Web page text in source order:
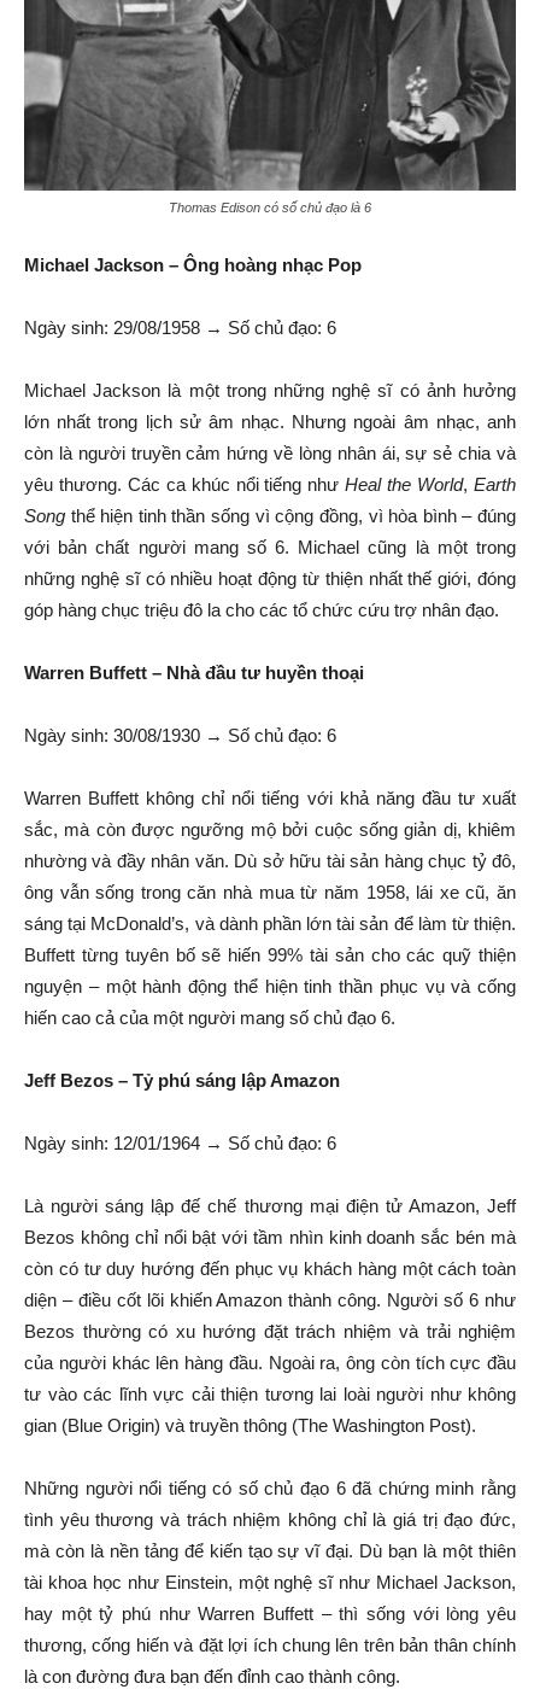
Thomas Edison có số chủ đạo là 6
Michael Jackson – Ông hoàng nhạc Pop
Ngày sinh: 29/08/1958 → Số chủ đạo: 6
Michael Jackson là một trong những nghệ sĩ có ảnh hưởng
lớn nhất trong lịch sử âm nhạc. Nhưng ngoài âm nhạc, anh
còn là người truyền cảm hứng về lòng nhân ái, sự sẻ chia và
yêu thương. Các ca khúc nổi tiếng nhưHeal the World,Earth
Song thể hiện tinh thần sống vì cộng đồng, vì hòa bình – đúng
với bản chất người mang số 6. Michael cũng là một trong
những nghệ sĩ có nhiều hoạt động từ thiện nhất thế giới, đóng
góp hàng chục triệu đô la cho các tổ chức cứu trợ nhân đạo.
Warren Buffett – Nhà đầu tư huyền thoại
Ngày sinh: 30/08/1930 → Số chủ đạo: 6
Warren Buffett không chỉ nổi tiếng với khả năng đầu tư xuất
sắc, mà còn được ngưỡng mộ bởi cuộc sống giản dị, khiêm
nhường và đầy nhân văn. Dù sở hữu tài sản hàng chục tỷ đô,
ông vẫn sống trong căn nhà mua từ năm 1958, lái xe cũ, ăn
sáng tại McDonald’s, và dành phần lớn tài sản để làm từ thiện.
Buffett từng tuyên bố sẽ hiến 99% tài sản cho các quỹ thiện
nguyện – một hành động thể hiện tinh thần phục vụ và cống
hiến cao cả của một người mang số chủ đạo 6.
Jeff Bezos – Tỷ phú sáng lập Amazon
Ngày sinh: 12/01/1964 → Số chủ đạo: 6
Là người sáng lập đế chế thương mại điện tử Amazon, Jeff
Bezos không chỉ nổi bật với tầm nhìn kinh doanh sắc bén mà
còn có tư duy hướng đến phục vụ khách hàng một cách toàn
diện – điều cốt lõi khiến Amazon thành công. Người số 6 như
Bezos thường có xu hướng đặt trách nhiệm và trải nghiệm
của người khác lên hàng đầu. Ngoài ra, ông còn tích cực đầu
tư vào các lĩnh vực cải thiện tương lai loài người như không
gian (Blue Origin) và truyền thông (The Washington Post).
Những người nổi tiếng có số chủ đạo 6 đã chứng minh rằng
tình yêu thương và trách nhiệm không chỉ là giá trị đạo đức,
mà còn là nền tảng để kiến tạo sự vĩ đại. Dù bạn là một thiên
tài khoa học như Einstein, một nghệ sĩ như Michael Jackson,
hay một tỷ phú như Warren Buffett – thì sống với lòng yêu
thương, cống hiến và đặt lợi ích chung lên trên bản thân chính
là con đường đưa bạn đến đỉnh cao thành công.